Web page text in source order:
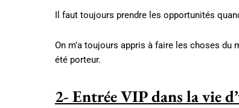
Il faut toujours prendre les opportunités
On m’a toujours appris à faire les choses
été porteur.
2- Entrée VIP dans la vie